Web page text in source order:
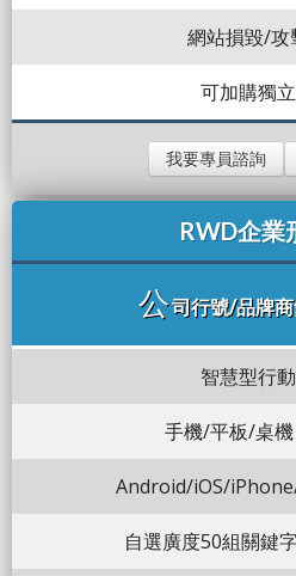
網站損毀/攻
可加購獨
我要專員諮詢
RWD企業
公司行號/品牌
智慧型行
手機/平板/桌
Android/iOS/
自選廣度50組關鍵